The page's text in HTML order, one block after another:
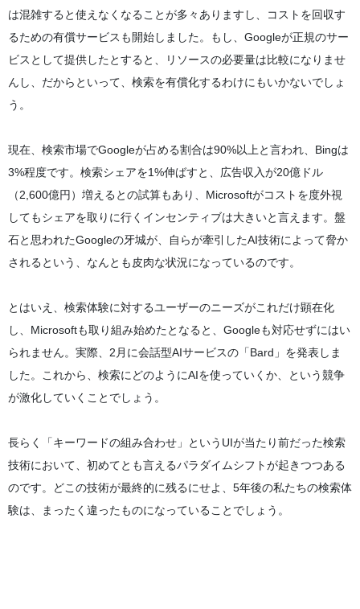
は混雑すると使えなくなることが多々ありますし、コストを回収す
るための有償サービスも開始しました。もし、Googleが正規のサー
ビスとして提供したとすると、リソースの必要量は比較になりませ
んし、だからといって、検索を有償化するわけにもいかないでしょ
う。
現在、検索市場でGoogleが占める割合は90%以上と言われ、Bingは
3%程度です。検索シェアを1%伸ばすと、広告収入が20億ドル
（2,600億円）増えるとの試算もあり、Microsoftがコストを度外視
してもシェアを取りに行くインセンティブは大きいと言えます。盤
石と思われたGoogleの牙城が、自らが牽引したAI技術によって脅か
されるという、なんとも皮肉な状況になっているのです。
とはいえ、検索体験に対するユーザーのニーズがこれだけ顕在化
し、Microsoftも取り組み始めたとなると、Googleも対応せずにはい
られません。実際、2月に会話型AIサービスの「Bard」を発表しま
した。これから、検索にどのようにAIを使っていくか、という競争
が激化していくことでしょう。
長らく「キーワードの組み合わせ」というUIが当たり前だった検索
技術において、初めてとも言えるパラダイムシフトが起きつつある
のです。どこの技術が最終的に残るにせよ、5年後の私たちの検索体
験は、まったく違ったものになっていることでしょう。